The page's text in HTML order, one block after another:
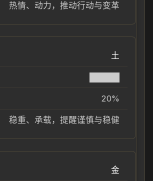
热情、动力，推动行动与变革
土
20%
稳重、承载，提醒谨慎与稳健
金